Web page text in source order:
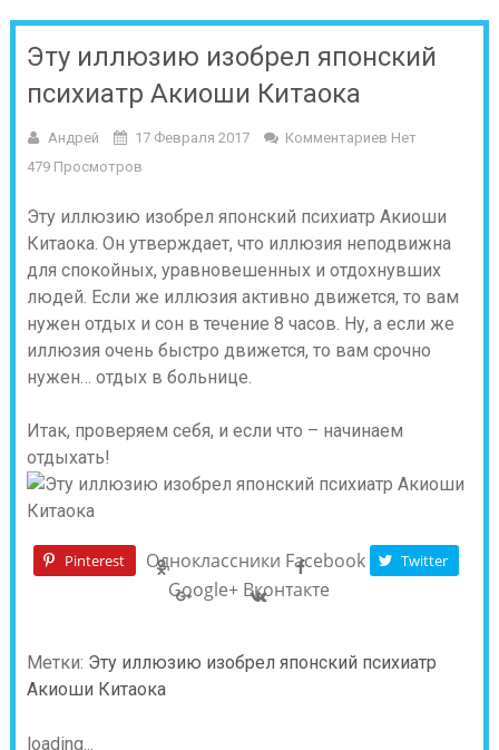
Эту иллюзию изобрел японский
психиатр Акиоши Китаока
Андрей 17 Февраля 2017
Комментариев Нет
479 Просмотров
Эту иллюзию изобрел японский психиатр Акиоши
Китаока. Он утверждает, что иллюзия неподвижна
для спокойных, уравновешенных и отдохнувших
людей. Если же иллюзия активно движется, то вам
нужен отдых и сон в течение 8 часов. Ну, а если же
иллюзия очень быстро движется, то вам срочно
нужен… отдых в больнице.
Итак, проверяем себя, и если что – начинаем
отдыхать!
Pinterest Одноклассники Facebook Twitter
Google+ Вконтакте
Метки: Эту иллюзию изобрел японский психиатр
Акиоши Китаока
loading...